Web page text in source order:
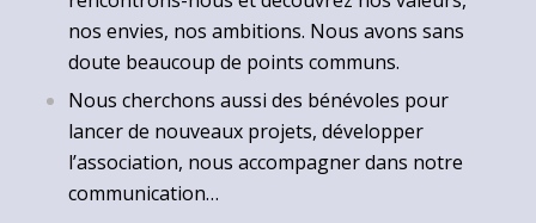
nos envies, nos ambitions. Nous avons sans
doute beaucoup de points communs.
Nous cherchons aussi des bénévoles pour
lancer de nouveaux projets, développer
l’association, nous accompagner dans notre
communication…